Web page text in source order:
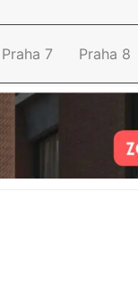
Praha 7 Praha 8